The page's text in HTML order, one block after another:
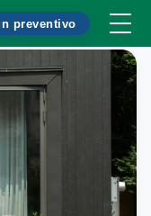
preventivo